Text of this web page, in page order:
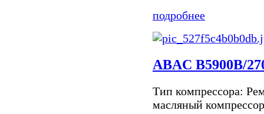
подробнее
ABAC B5900B/
Тип компрессора:
масляный